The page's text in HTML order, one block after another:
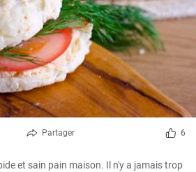
Partager 6
et sain pain maison. Il n'y a jamais trop